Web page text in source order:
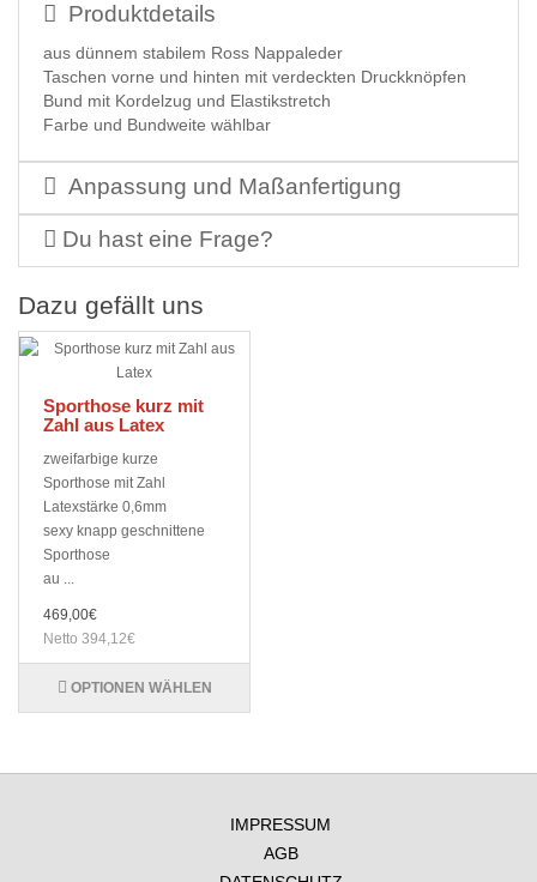
Produktdetails
aus dünnem stabilem Ross Nappaleder
Taschen vorne und hinten mit verdeckten Druckknöpfen
Bund mit Kordelzug und Elastikstretch
Farbe und Bundweite wählbar
Anpassung und Maßanfertigung
Du hast eine Frage?
Dazu gefällt uns
Sporthose kurz mit
Zahl aus Latex
zweifarbige kurze
Sporthose mit Zahl
Latexstärke 0,6mm
sexy knapp geschnittene
Sporthose
au ...
469,00€
Netto 394,12€
OPTIONEN WÄHLEN
IMPRESSUM
AGB